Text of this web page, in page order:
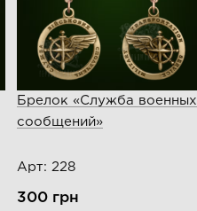
Брелок «Служба военных
сообщений»
Арт: 228
300 грн